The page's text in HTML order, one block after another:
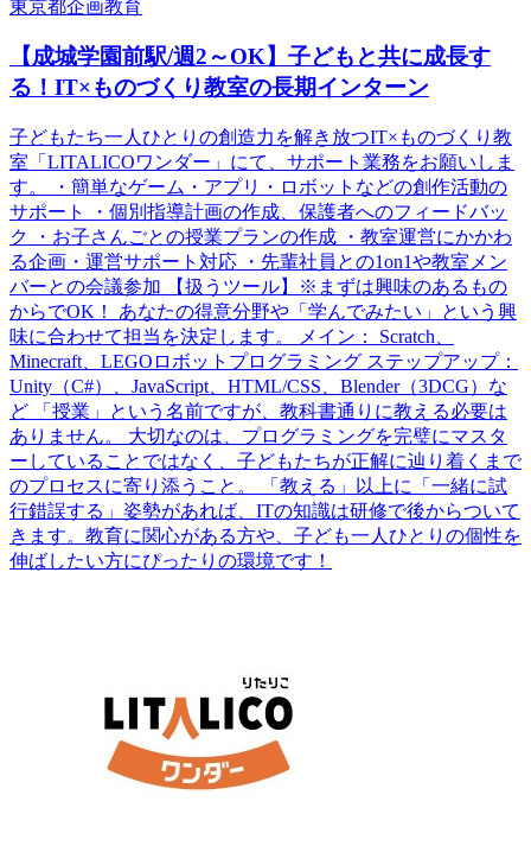
東京都企画教育
【成城学園前駅/週2～OK】子どもと共に成長す
る！IT×ものづくり教室の長期インターン
子どもたち一人ひとりの創造力を解き放つIT×ものづくり教
室「LITALICOワンダー」にて、サポート業務をお願いしま
す。 ・簡単なゲーム・アプリ・ロボットなどの創作活動の
サポート ・個別指導計画の作成、保護者へのフィードバッ
ク ・お子さんごとの授業プランの作成 ・教室運営にかかわ
る企画・運営サポート対応 ・先輩社員との1on1や教室メン
バーとの会議参加 【扱うツール】※まずは興味のあるもの
からでOK！ あなたの得意分野や「学んでみたい」という興
味に合わせて担当を決定します。 メイン： Scratch、
Minecraft、LEGOロボットプログラミング ステップアップ：
Unity（C#）、JavaScript、HTML/CSS、Blender（3DCG）な
ど 「授業」という名前ですが、教科書通りに教える必要は
ありません。 大切なのは、プログラミングを完璧にマスタ
ーしていることではなく、子どもたちが正解に辿り着くまで
のプロセスに寄り添うこと。 「教える」以上に「一緒に試
行錯誤する」姿勢があれば、ITの知識は研修で後からついて
きます。教育に関心がある方や、子ども一人ひとりの個性を
伸ばしたい方にぴったりの環境です！